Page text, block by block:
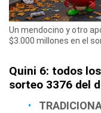
Un mendocino y otro
$3.000 millones en el
Quini 6: todos
sorteo 3376 del